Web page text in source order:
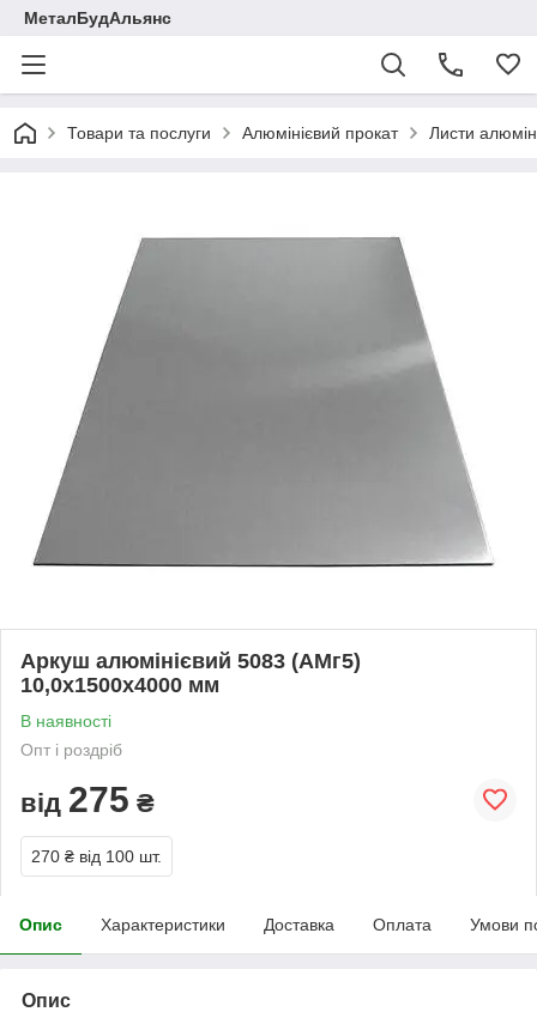
МеталБудАльянс
Товари та послуги Алюмінієвий прокат Листи
Аркуш алюмінієвий 5083 (АМг5)
10,0х1500х4000 мм
В наявності
Опт і роздріб
від 275 ₴
270 ₴ від 100 шт.
Опис Характеристики Доставка Оплата Умови
Опис